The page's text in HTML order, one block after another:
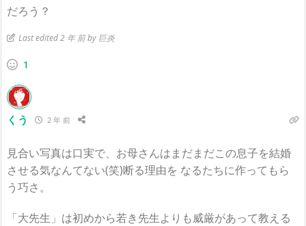
だろう？
Last edited 2 年 前 by 巨炎
1
くう 2 年 前
見合い写真は口実で、お母さんはまだまだこの息子を結婚
させる気なんてない(笑)断る理由を なるたちに作ってもら
う巧さ。
「大先生」は初めから若き先生よりも威厳があって教える